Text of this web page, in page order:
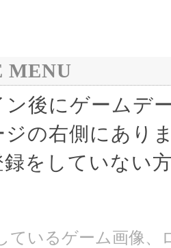
MENU
ン後にゲームデ
ジの右側にあり
録をしていない
ているゲーム画像、